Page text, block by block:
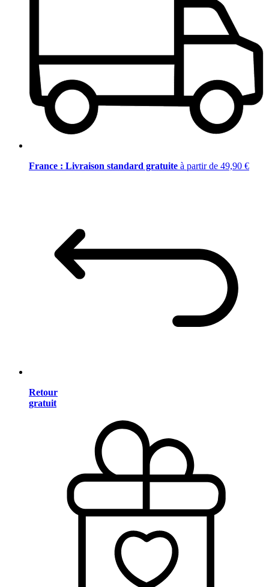
France : Livraison standard gratuite à partir de 49,90 €
Retour
gratuit